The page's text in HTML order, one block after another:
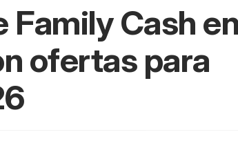
Family Cash
ofertas para